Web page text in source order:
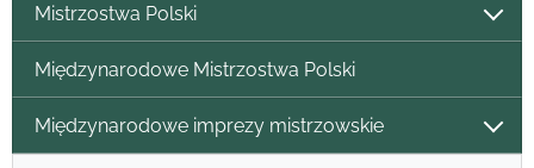
Mistrzostwa Polski
Międzynarodowe Mistrzostwa Polski
Międzynarodowe imprezy mistrzowskie